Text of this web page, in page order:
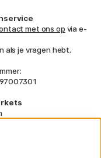
met ons op via e-
als je vragen hebt.